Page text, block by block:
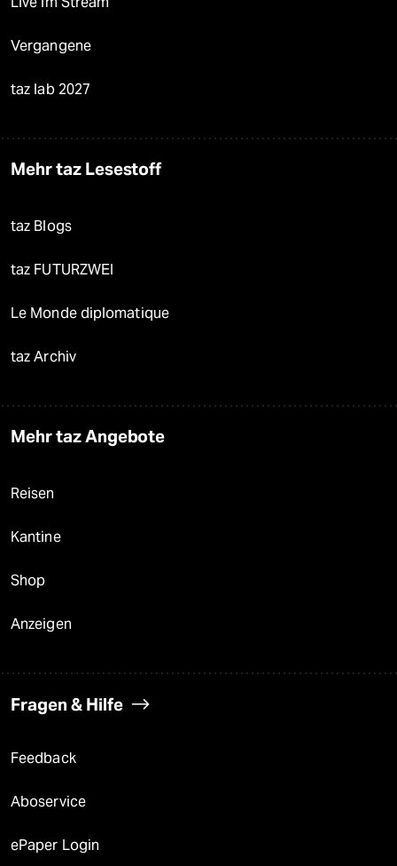
Vergangene
taz lab 2027
Mehr taz Lesestoff
taz Blogs
taz FUTURZWEI
Le Monde diplomatique
taz Archiv
Mehr taz Angebote
Reisen
Kantine
Shop
Anzeigen
Fragen & Hilfe
Feedback
Aboservice
ePaper Login